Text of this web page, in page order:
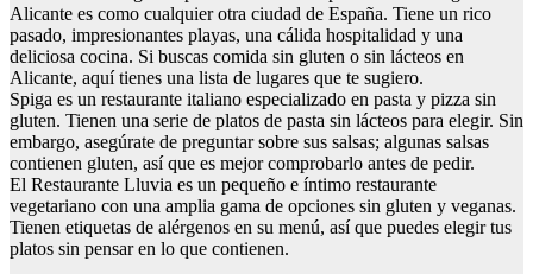
Alicante es como cualquier otra ciudad de España. Tiene un rico
pasado, impresionantes playas, una cálida hospitalidad y una
deliciosa cocina. Si buscas comida sin gluten o sin lácteos en
Alicante, aquí tienes una lista de lugares que te sugiero.
Spiga es un restaurante italiano especializado en pasta y pizza sin
gluten. Tienen una serie de platos de pasta sin lácteos para elegir. Sin
embargo, asegúrate de preguntar sobre sus salsas; algunas salsas
contienen gluten, así que es mejor comprobarlo antes de pedir.
El Restaurante Lluvia es un pequeño e íntimo restaurante
vegetariano con una amplia gama de opciones sin gluten y veganas.
Tienen etiquetas de alérgenos en su menú, así que puedes elegir tus
platos sin pensar en lo que contienen.